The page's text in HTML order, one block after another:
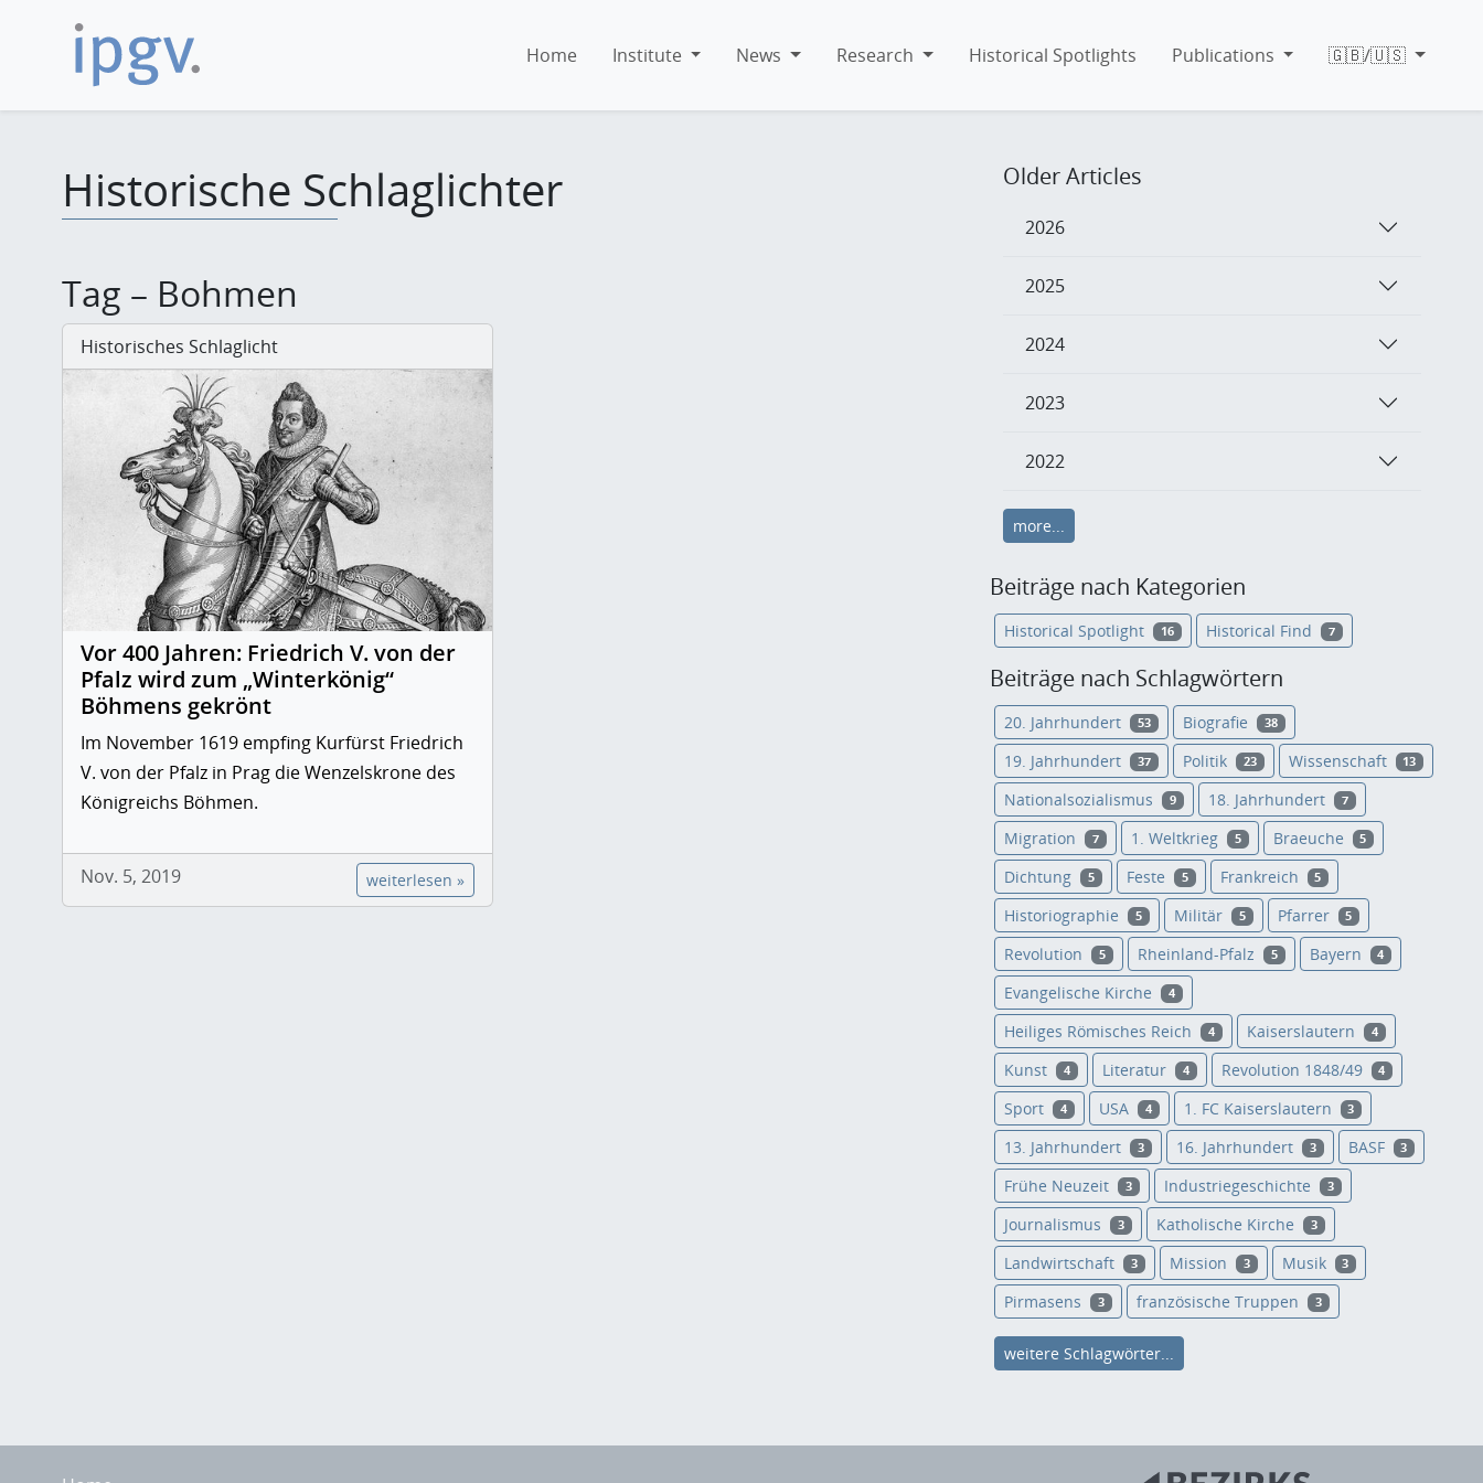
Home Institute News Research Historical Spotlights Publications 🇬🇧/🇺🇸
Historische Schlaglichter
Tag – Bohmen
Historisches Schlaglicht
Vor 400 Jahren: Friedrich V. von der
Pfalz wird zum „Winterkönig“
Böhmens gekrönt
Im November 1619 empfing Kurfürst Friedrich
V. von der Pfalz in Prag die Wenzelskrone des
Königreichs Böhmen.
Nov. 5, 2019 weiterlesen »
Older Articles
2026
2025
2024
2023
2022
more...
Beiträge nach Kategorien
Historical Spotlight 16 Historical Find 7
Beiträge nach Schlagwörtern
20. Jahrhundert 53 Biografie 38
19. Jahrhundert 37 Politik 23 Wissenschaft 13
Nationalsozialismus 9 18. Jahrhundert 7
Migration 7 1. Weltkrieg 5 Braeuche 5
Dichtung 5 Feste 5 Frankreich 5
Historiographie 5 Militär 5 Pfarrer 5
Revolution 5 Rheinland-Pfalz 5 Bayern 4
Evangelische Kirche 4
Heiliges Römisches Reich 4 Kaiserslautern 4
Kunst 4 Literatur 4 Revolution 1848/49 4
Sport 4 USA 4 1. FC Kaiserslautern 3
13. Jahrhundert 3 16. Jahrhundert 3 BASF 3
Frühe Neuzeit 3 Industriegeschichte 3
Journalismus 3 Katholische Kirche 3
Landwirtschaft 3 Mission 3 Musik 3
Pirmasens 3 französische Truppen 3
weitere Schlagwörter...